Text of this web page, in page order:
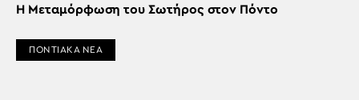
Η Μεταμόρφωση του Σωτήρος στον Πόντο
ΠΟΝΤΙΑΚΑ ΝΕΑ